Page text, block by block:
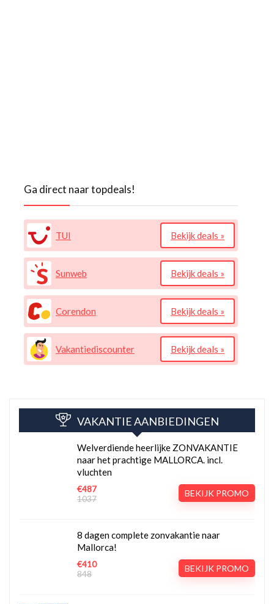
Ga direct naar topdeals!
TUI Bekijk deals »
Sunweb Bekijk deals »
Corendon Bekijk deals »
Vakantiediscounter Bekijk deals »
VAKANTIE AANBIEDINGEN
Welverdiende heerlijke ZONVAKANTIE
naar het prachtige MALLORCA. incl.
vluchten
€487
1037
BEKIJK PROMO
8 dagen complete zonvakantie naar
Mallorca!
€410
848
BEKIJK PROMO